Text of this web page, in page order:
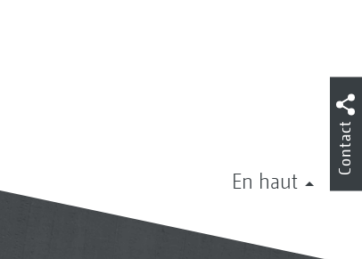
En haut
Contact